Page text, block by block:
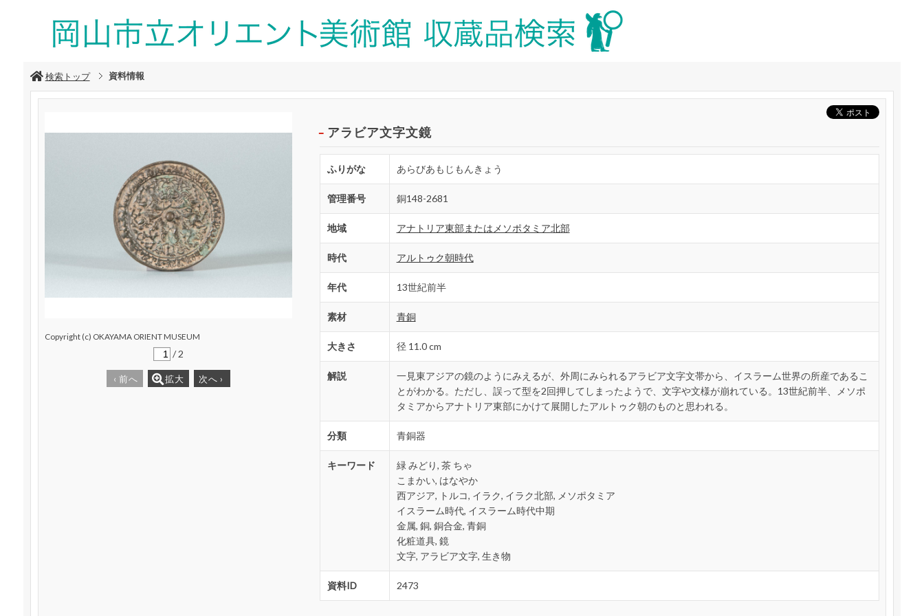
検索トップ 資料情報
Copyright (c) OKAYAMA ORIENT MUSEUM
/ 2
‹ 前へ 拡大 次へ ›
アラビア文字文鏡
ふりがな あらびあもじもんきょう
管理番号 銅148-2681
地域 アナトリア東部またはメソポタミア北部
時代 アルトゥク朝時代
年代 13世紀前半
素材 青銅
大きさ 径 11.0 cm
解説
一見東アジアの鏡のようにみえるが、外周にみられるアラビア文字文帯から、イスラーム世界の所産であるこ
とがわかる。ただし、誤って型を2回押してしまったようで、文字や文様が崩れている。13世紀前半、メソポ
タミアからアナトリア東部にかけて展開したアルトゥク朝のものと思われる。
分類 青銅器
キーワード
緑 みどり, 茶 ちゃ
こまかい, はなやか
西アジア, トルコ, イラク, イラク北部, メソポタミア
イスラーム時代, イスラーム時代中期
金属, 銅, 銅合金, 青銅
化粧道具, 鏡
文字, アラビア文字, 生き物
資料ID 2473